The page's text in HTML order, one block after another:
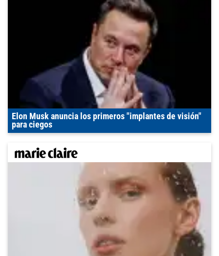
Elon Musk anuncia los primeros "implantes de visión"
para ciegos